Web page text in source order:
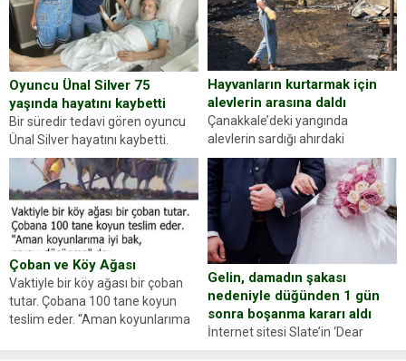
sorup belgelerini istedi. Sürücü
Abdurrahman Ö.nün verdiği
evraklarda eksik olduğunu...
Oyuncu Ünal Silver 75
yaşında hayatını kaybetti
Bir süredir tedavi gören oyuncu
Ünal Silver hayatını kaybetti.
Haberi, oyuncunun menajerlik
ajansı duyurdu. Renda Güner,
sosyal medya hesabında “Usta
Oyuncumuz ve çok değerli
dostumuz...
Hayvanların kurtarmak için
alevlerin arasına daldı
Çanakkale’deki yangında
alevlerin sardığı ahırdaki
hayvanlarını kurtarmak isteyen
Zeki Demir (66) ölümden döndü.
Yüzünde ve ellerinde yanıklar
oluşan Demir, kâbus dolu anları
anlattı… Merkeze bağlı...
Çoban ve Köy Ağası
Vaktiyle bir köy ağası bir çoban
tutar. Çobana 100 tane koyun
teslim eder. “Aman koyunlarıma
Gelin, damadın şakası
nedeniyle düğünden 1 gün
sonra boşanma kararı aldı
İnternet sitesi Slate’in ‘Dear
Prudence’ isimli tavsiye köşesine